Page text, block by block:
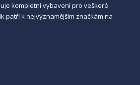
kompletní vybavení pro veškeré
patří k nejvýznamějším značkám na